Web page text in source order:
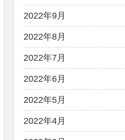
2022年9月
2022年8月
2022年7月
2022年6月
2022年5月
2022年4月